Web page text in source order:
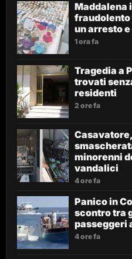
Maddalena
un arresto
1 ora fa
Tragedia a
trovati
residenti
2 ore fa
minorenni
vandalici
4 ore fa
Panico in
scontro tra
passeggeri
4 ore fa